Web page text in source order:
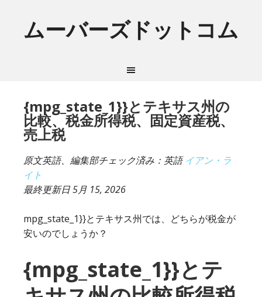
ムーバーズドットコム
{mpg_state_1}}とテキサス州の
比較、税金所得税、固定資産税、
売上税
原文英語、編集部チェック済み：英語イアン・ラ
イト
最終更新日5月 15, 2026
mpg_state_1}}とテキサス州では、どちらが税金が
安いのでしょうか？
{mpg_state_1}}とテ